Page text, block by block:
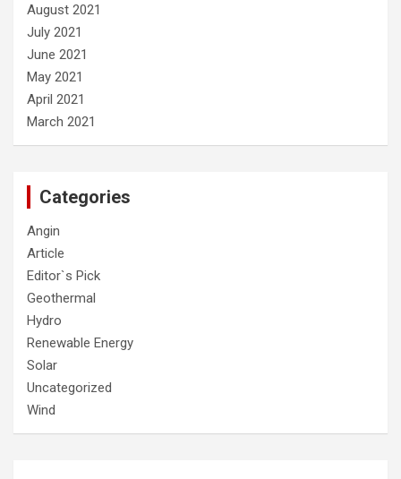
August 2021
July 2021
June 2021
May 2021
April 2021
March 2021
Categories
Angin
Article
Editor`s Pick
Geothermal
Hydro
Renewable Energy
Solar
Uncategorized
Wind